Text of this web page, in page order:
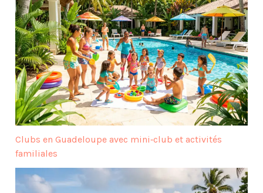
Clubs en Guadeloupe avec mini‑club et activités
familiales